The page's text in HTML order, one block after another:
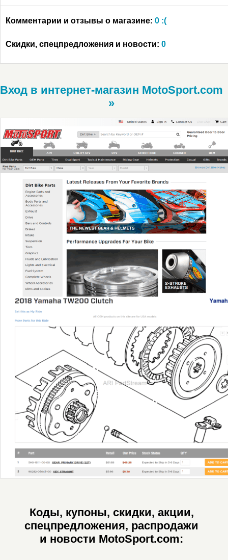
Комментарии и отзывы о магазине: 0 :(
Скидки, спецпредложения и новости: 0
Вход в интернет-магазин MotoSport.com
»
Коды, купоны, скидки, акции,
спецпредложения, распродажи
и новости MotoSport.com: